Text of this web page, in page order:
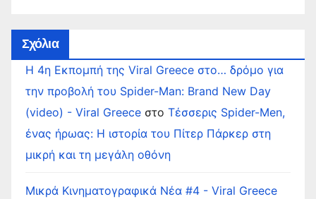
Σχόλια
Η 4η Εκπομπή της Viral Greece στο… δρόμο για
την προβολή του Spider-Man: Brand New Day
(video) - Viral Greece στο Τέσσερις Spider-Men,
ένας ήρωας: Η ιστορία του Πίτερ Πάρκερ στη
μικρή και τη μεγάλη οθόνη
Μικρά Κινηματογραφικά Νέα #4 - Viral Greece